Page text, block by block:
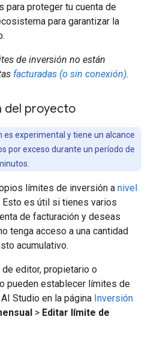
para proteger tu cuenta de
para garantizar la
de inversión no están
facturadas (o sin conexión).
del proyecto
es experimental y tiene un alcance
por exceso durante un período de
límites de inversión a nivel
Esto es útil si tienes varios
de facturación y deseas
tenga acceso a una cantidad
acumulativo.
de editor, propietario o
pueden establecer límites de
Studio en la página Inversión
> Editar límite de